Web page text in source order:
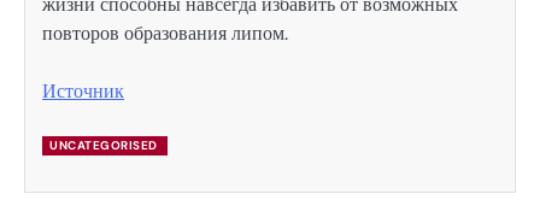
повторов образования липом.
Источник
UNCATEGORISED